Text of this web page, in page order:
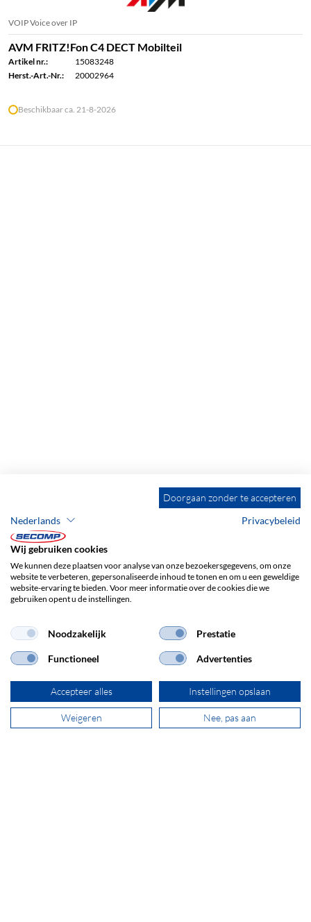
VOIP Voice over IP
AVM FRITZ!Fon C4 DECT Mobilteil
Artikel nr.:
15083248
Herst.-Art.-Nr.:
20002964
Beschikbaar ca. 21-8-2026
ADRES
SECOMP Nederland GmbH
Dag Hammarskjöldlaan 193
3223 HG Hellevoetsluis
Doorgaan zonder te accepteren
Nederlands
Privacybeleid
Wij gebruiken cookies
We kunnen deze plaatsen voor analyse van onze bezoekersgegevens, om onze
website te verbeteren, gepersonaliseerde inhoud te tonen en om u een geweldige
website-ervaring te bieden. Voor meer informatie over de cookies die we
gebruiken opent u de instellingen.
Noodzakelijk Prestatie
Functioneel Advertenties
Accepteer alles Instellingen opslaan
Weigeren Nee, pas aan